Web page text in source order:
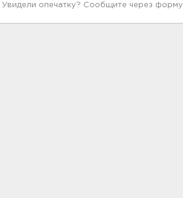
Увидели опечатку? Сообщите через форму